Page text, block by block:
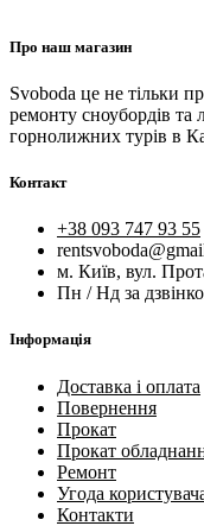
Про наш магазин
Svoboda це не тільки
ремонту сноубордів та
горнолижних турів в
Контакт
+38 093 747 93 55
м. Київ, вул.
Пн / Нд за
Інформація
Доставка і оплата
Повернення
Прокат
Прокат
Ремонт
Угода
Контакти